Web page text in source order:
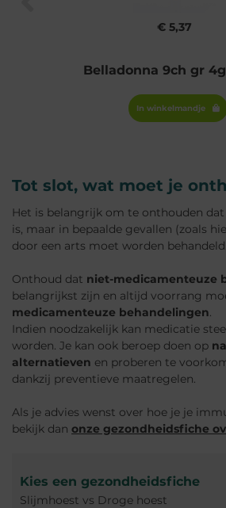
€ 5,37
Belladonna 9ch gr
Tot slot, wat moet je
Het is belangrijk om te onthouden dat
is, maar in bepaalde gevallen (zoals
door een arts moet worden behandeld.
Onthoud dat niet-medicamenteuze
belangrijkst zijn en altijd voorrang
medicamenteuze behandelingen.
Indien noodzakelijk kan medicatie
worden. Je kan ook beroep doen op
alternatieven en proberen te
dankzij preventieve maatregelen.
Als je advies wenst over hoe je je
bekijk dan onze gezondheidsfiche
Kies een gezondheidsfiche
Slijmhoest vs Droge hoest